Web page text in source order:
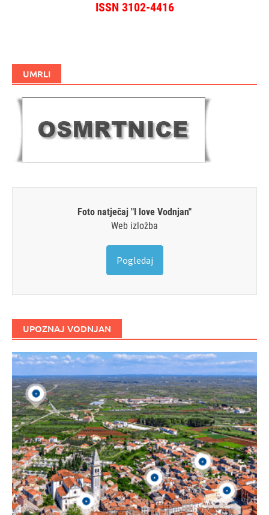
ISSN 3102-4416
UMRLI
Foto natječaj "I love Vodnjan"
Web izložba
Pogledaj
UPOZNAJ VODNJAN